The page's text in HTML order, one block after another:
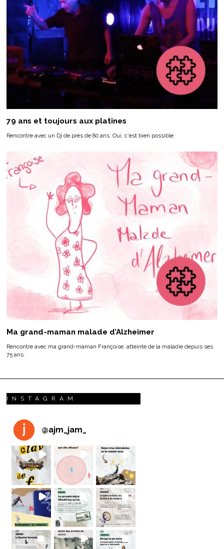
79 ans et toujours aux platines
Rencontre avec un Dj de près de 80 ans. Oui, c'est bien possible.
Ma grand-maman malade d’Alzheimer
Rencontre avec ma grand-maman Françoise, atteinte de la maladie depuis ses
75 ans.
INSTAGRAM
@ajm_jam_